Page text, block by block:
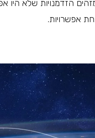
הזדמנויות שלא היו
אפשרויות.